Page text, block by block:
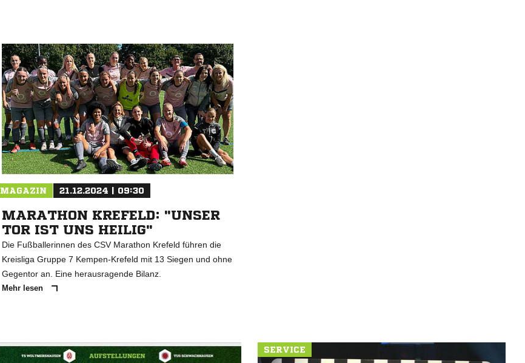
MAGAZIN 21.12.2024 | 09:30
MARATHON KREFELD: "UNSER
TOR IST UNS HEILIG"
Die Fußballerinnen des CSV Marathon Krefeld führen die
Kreisliga Gruppe 7 Kempen-Krefeld mit 13 Siegen und ohne
Gegentor an. Eine herausragende Bilanz.
Mehr lesen
SERVICE